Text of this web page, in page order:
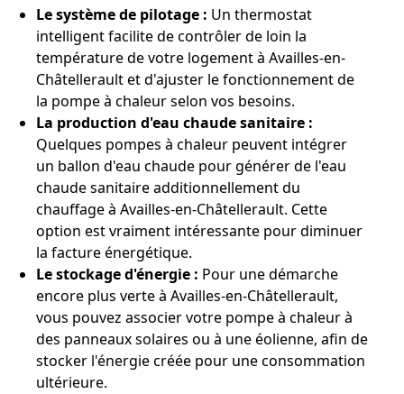
Le système de pilotage : Un thermostat
intelligent facilite de contrôler de loin la
température de votre logement à Availles-en-
Châtellerault et d'ajuster le fonctionnement de
la pompe à chaleur selon vos besoins.
La production d'eau chaude sanitaire :
Quelques pompes à chaleur peuvent intégrer
un ballon d'eau chaude pour générer de l'eau
chaude sanitaire additionnellement du
chauffage à Availles-en-Châtellerault. Cette
option est vraiment intéressante pour diminuer
la facture énergétique.
Le stockage d'énergie : Pour une démarche
encore plus verte à Availles-en-Châtellerault,
vous pouvez associer votre pompe à chaleur à
des panneaux solaires ou à une éolienne, afin de
stocker l'énergie créée pour une consommation
ultérieure.